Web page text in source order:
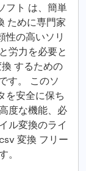
フト は、簡単
ために専門家
性の高いソリ
労力を必要と
するための
す。 このソ
を安全に保ち
度な機能、必
ル変換のライ
変換 フリー
。